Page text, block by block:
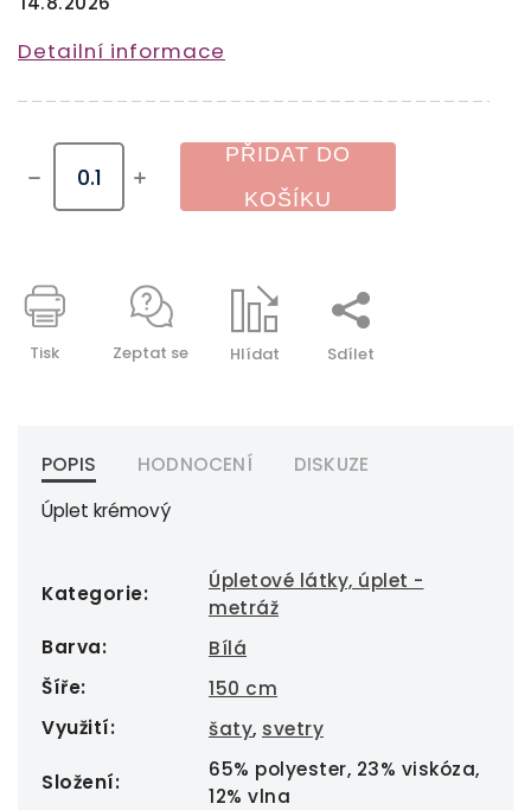
PŘIDAT DO
KOŠÍKU
Detailní informace
Tisk Zeptat se Hlídat Sdílet
POPIS HODNOCENÍ
DISKUZE
Úplet krémový
Kategorie:
Úpletové látky, úplet -
metráž
Barva:
Bílá
Šíře:
150 cm
Využití: šaty, svetry
Složení:
65% polyester, 23% viskóza,
12% vlna